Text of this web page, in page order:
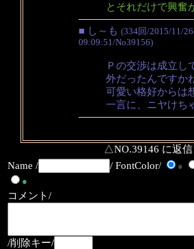
とそれだけで興奮
■ し～も (334回/2015/11/
09:09:51/No39156)
Ｐの交渉は成立し
外だったんですか
可愛い格好からは
一言に、ニヤけち
△NO.39146 に返
Name /
/ FontColor/ ●
●
コメント/
/削除キー/